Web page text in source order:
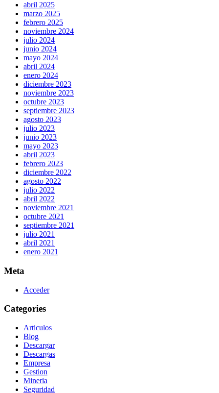
abril 2025
marzo 2025
febrero 2025
noviembre 2024
julio 2024
junio 2024
mayo 2024
abril 2024
enero 2024
diciembre 2023
noviembre 2023
octubre 2023
septiembre 2023
agosto 2023
julio 2023
junio 2023
mayo 2023
abril 2023
febrero 2023
diciembre 2022
agosto 2022
julio 2022
abril 2022
noviembre 2021
octubre 2021
septiembre 2021
julio 2021
abril 2021
enero 2021
Meta
Acceder
Categories
Articulos
Blog
Descargar
Descargas
Empresa
Gestion
Mineria
Seguridad